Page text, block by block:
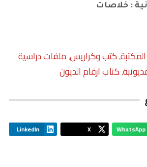
: خلاصات
المكتبة,كتب وكراريس,ملفات دراسية
, كتاب ارقام الديون
WhatsApp
X
LinkedIn